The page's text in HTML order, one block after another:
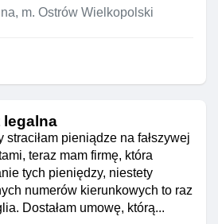
m. Ostrów Wielkopolski
legalna
straciłam pieniądze na fałszywej
teraz mam firmę, która
tych pieniędzy, niestety
numerów kierunkowych to raz
Dostałam umowę, którą...